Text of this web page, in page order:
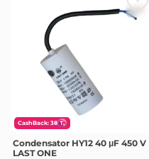
CashBack: 38
Condensator HY12 40 μF 450 V
LAST ONE